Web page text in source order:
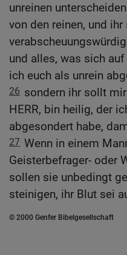
unreinen
von den reinen, und
und alles, was sich
ich euch als unrein
26 sondern ihr sollt
HERR, bin heilig, der
abgesondert habe,
27 Wenn in einem
Geisterbefrager- oder
sollen sie unbedingt
steinigen, ihr Blut sei
© 2000 Genfer Bibelgesellschaft